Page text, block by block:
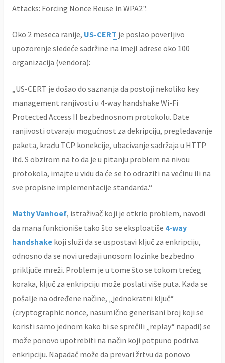
Attacks: Forcing Nonce Reuse in WPA2".
Oko 2 meseca ranije, US-CERT je poslao poverljivo
upozorenje sledeće sadržine na imejl adrese oko 100
organizacija (vendora):
„US-CERT je došao do saznanja da postoji nekoliko key
management ranjivosti u 4-way handshake Wi-Fi
Protected Access II bezbednosnom protokolu. Date
ranjivosti otvaraju mogućnost za dekripciju, pregledavanje
paketa, krađu TCP konekcije, ubacivanje sadržaja u HTTP
itd. S obzirom na to da je u pitanju problem na nivou
protokola, imajte u vidu da će se to odraziti na većinu ili na
sve propisne implementacije standarda.“
Mathy Vanhoef, istraživač koji je otkrio problem, navodi
da mana funkcioniše tako što se eksploatiše 4-way
handshake koji služi da se uspostavi ključ za enkripciju,
odnosno da se novi uređaji unosom lozinke bezbedno
priključe mreži. Problem je u tome što se tokom trećeg
koraka, ključ za enkripciju može poslati više puta. Kada se
pošalje na određene načine, „jednokratni ključ“
(cryptographic nonce, nasumično generisani broj koji se
koristi samo jednom kako bi se sprečili „replay“ napadi) se
može ponovo upotrebiti na način koji potpuno podriva
enkripciju. Napadač može da prevari žrtvu da ponovo